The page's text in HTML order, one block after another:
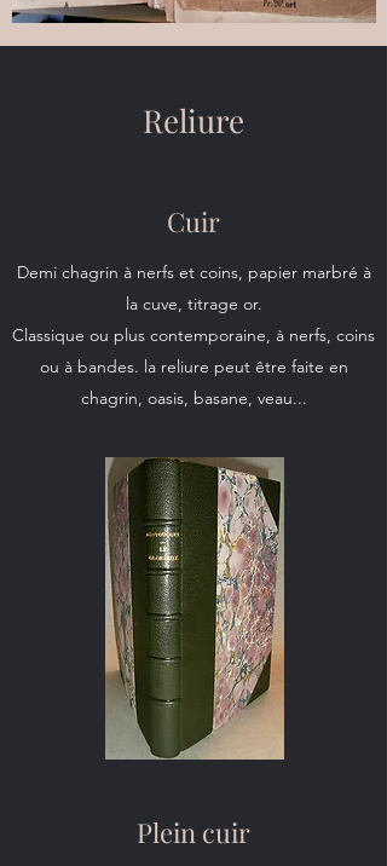
Reliure
Cuir
Demi chagrin à nerfs et coins, papier marbré à
la cuve, titrage or.
Classique ou plus contemporaine, à nerfs, coins
ou à bandes. la reliure peut être faite en
chagrin, oasis, basane, veau...
Plein cuir